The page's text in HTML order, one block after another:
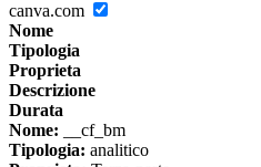
canva.com
Nome
Tipologia
Proprieta
Descrizione
Durata
Nome: __cf_bm
Tipologia: analitico